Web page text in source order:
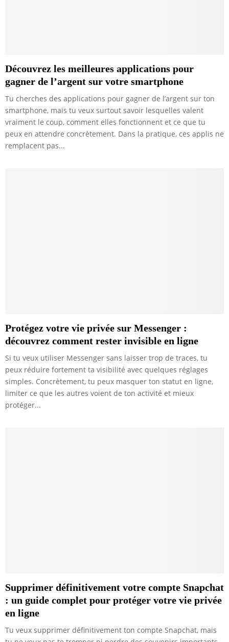
Découvrez les meilleures applications pour
gagner de l’argent sur votre smartphone
Tu cherches des applications pour gagner de l’argent sur ton
smartphone, mais tu veux surtout savoir lesquelles valent
vraiment le coup, comment elles fonctionnent et ce que tu
peux en attendre concrètement. Dans la pratique, ces applis ne
remplacent pas...
Protégez votre vie privée sur Messenger :
découvrez comment rester invisible en ligne
Si tu veux utiliser Messenger sans laisser trop de traces, tu
peux réduire fortement ta visibilité avec quelques réglages
simples. Concrètement, tu peux masquer ton statut en ligne,
limiter ce que les autres voient de ton activité et mieux
protéger...
Supprimer définitivement votre compte Snapchat
: un guide complet pour protéger votre vie privée
en ligne
Tu veux supprimer définitivement ton compte Snapchat, mais